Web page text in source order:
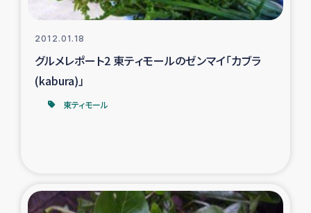
トルコにおけるシリア難民支援事業
インドネシア中部 スラウェシの地震・津波被災者支援
スリランカ南部洪水被災者支援
2012.01.18
グルメレポート2 東ティモールのゼンマイ「カブラ
(kabura)」
東ティモール